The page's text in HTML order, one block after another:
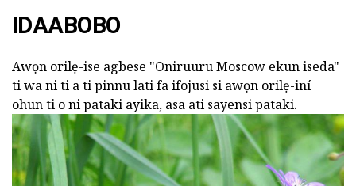
IDAABOBO
Awọn orilẹ-ise agbese "Oniruuru Moscow ekun iseda"
ti wa ni ti a ti pinnu lati fa ifojusi si awọn orilẹ-iní
ohun ti o ni pataki ayika, asa ati sayensi pataki.